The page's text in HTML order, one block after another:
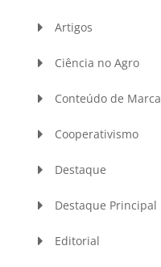
Artigos
Ciência no Agro
Conteúdo de Marca
Cooperativismo
Destaque
Destaque Principal
Editorial